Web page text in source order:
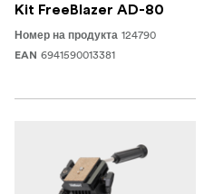
Kit FreeBlazer AD-80
Номер на продукта 124790
EAN 6941590013381